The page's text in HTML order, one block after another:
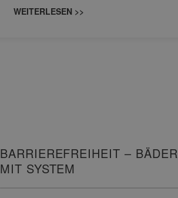
WEITERLESEN >>
BARRIEREFREIHEIT – BÄDER
MIT SYSTEM